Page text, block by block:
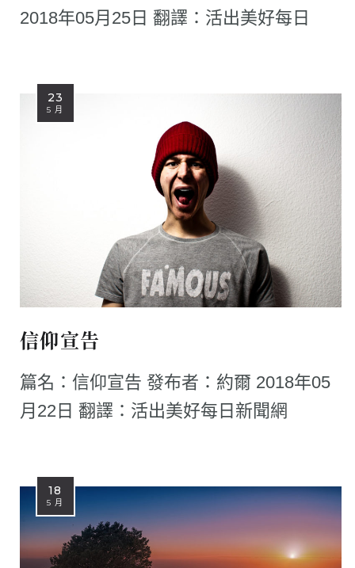
2018年05月25日 翻譯：活出美好每日
23
5 月
信仰宣告
篇名：信仰宣告 發布者：約爾 2018年05
月22日 翻譯：活出美好每日新聞網
18
5 月